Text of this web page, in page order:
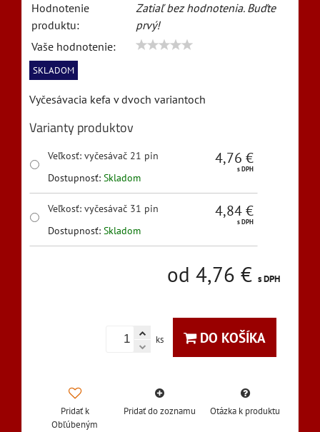
Hodnotenie
produktu:
Zatiaľ bez hodnotenia. Buďte
prvý!
Vaše hodnotenie:
SKLADOM
Vyčesávacia kefa v dvoch variantoch
Varianty produktov
Veľkosť: vyčesávač 21 pin
Dostupnosť: Skladom
4,76 €
s DPH
Veľkosť: vyčesávač 31 pin
Dostupnosť: Skladom
4,84 €
s DPH
od 4,76 € s DPH
ks DO KOŠÍKA
Pridať k
Obľúbeným
Pridať do zoznamu Otázka k produktu